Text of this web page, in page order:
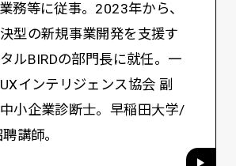
務等に従事。2023年から、
型の新規事業開発を支援す
ルBIRDの部門長に就任。一
インテリジェンス協会 副
小企業診断士。早稲田大学/
講師。